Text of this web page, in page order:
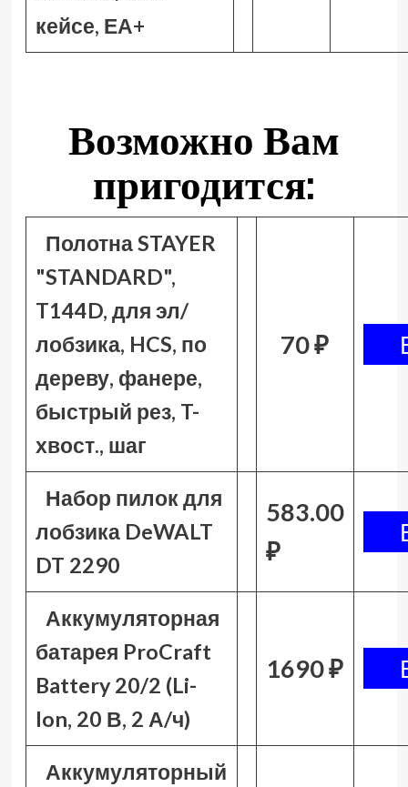
кейсе, ЕА+
Возможно Вам
пригодится:
Полотна STAYER
"STANDARD",
T144D, для эл/
лобзика, HCS, по
дереву, фанере,
быстрый рез, T-
хвост., шаг
70 ₽
Набор пилок для
лобзика DeWALT
DT 2290
583.00
₽
Аккумуляторная
батарея ProCraft
Battery 20/2 (Li-
Ion, 20 В, 2 А/ч)
1690 ₽
Аккумуляторный